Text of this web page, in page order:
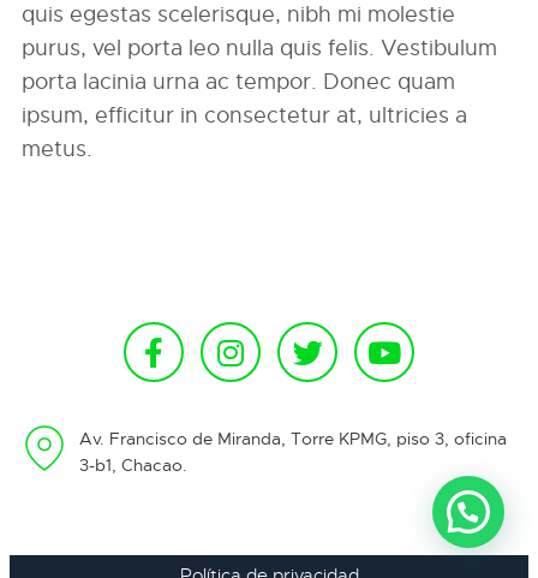
quis egestas scelerisque, nibh mi molestie
purus, vel porta leo nulla quis felis. Vestibulum
porta lacinia urna ac tempor. Donec quam
ipsum, efficitur in consectetur at, ultricies a
metus.
Av. Francisco de Miranda, Torre KPMG, piso 3, oficina
3-b1, Chacao.